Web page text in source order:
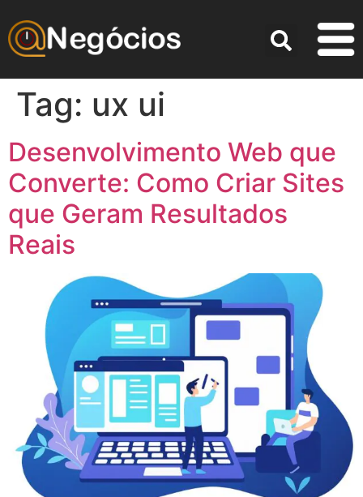
Tag: ux ui
Desenvolvimento Web que
Converte: Como Criar Sites
que Geram Resultados
Reais